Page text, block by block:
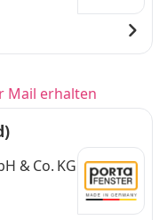
Mail erhalten
& Co. KG